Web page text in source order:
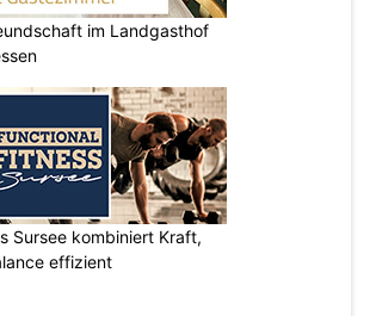
im Landgasthof
Sursee kombiniert Kraft,
effizient